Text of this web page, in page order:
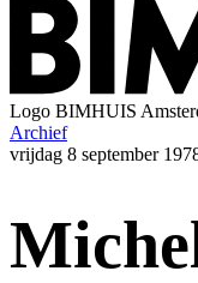
Logo BIMHUIS
Archief
vrijdag 8 september